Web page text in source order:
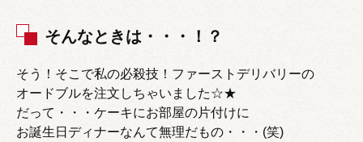
そんなときは・・・！？
そう！そこで私の必殺技！ファーストデリバリーの
オードブルを注文しちゃいました☆★
だって・・・ケーキにお部屋の片付けに
お誕生日ディナーなんて無理だもの・・・(笑)